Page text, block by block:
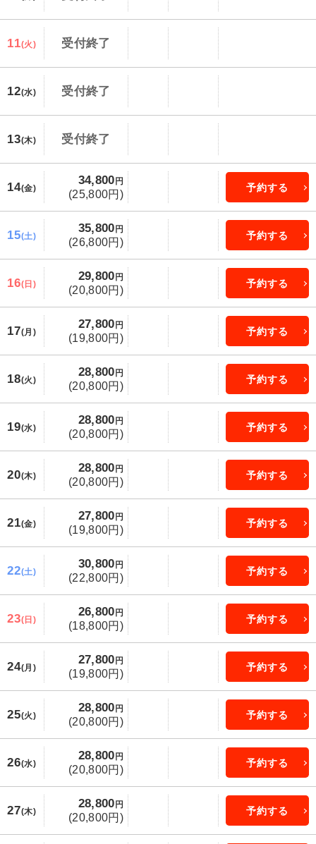
11(火) 受付終了
12(水) 受付終了
13(木) 受付終了
14(金)
34,800 円
(25,800円)
予約する
15(土)
35,800 円
(26,800円)
予約する
16(日)
29,800 円
(20,800円)
予約する
17(月)
27,800 円
(19,800円)
予約する
18(火)
28,800 円
(20,800円)
予約する
19(水)
28,800 円
(20,800円)
予約する
20(木)
28,800 円
(20,800円)
予約する
21(金)
27,800 円
(19,800円)
予約する
22(土)
30,800 円
(22,800円)
予約する
23(日)
26,800 円
(18,800円)
予約する
24(月)
27,800 円
(19,800円)
予約する
25(火)
28,800 円
(20,800円)
予約する
26(水)
28,800 円
(20,800円)
予約する
27(木)
28,800 円
(20,800円)
予約する